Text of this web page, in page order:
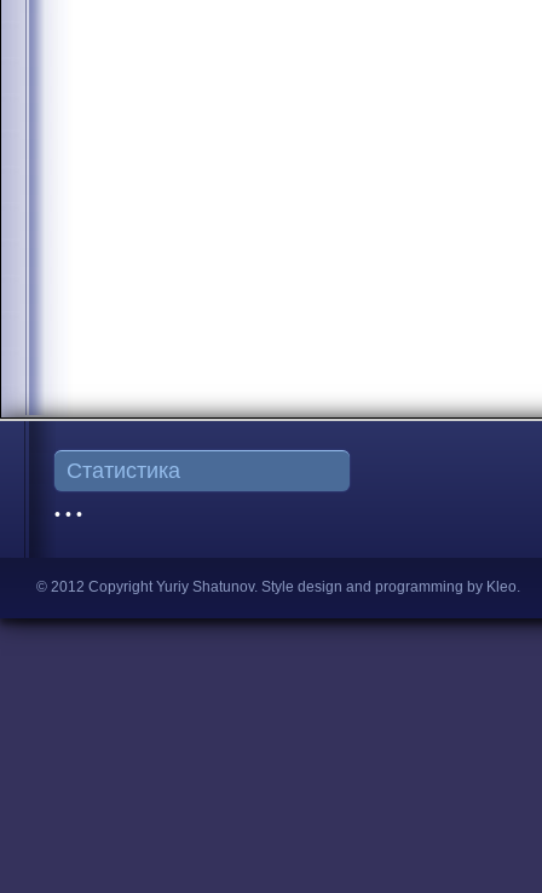
Статистика
• • •
© 2012 Copyright Yuriy Shatunov. Style design and programming by Kleo.